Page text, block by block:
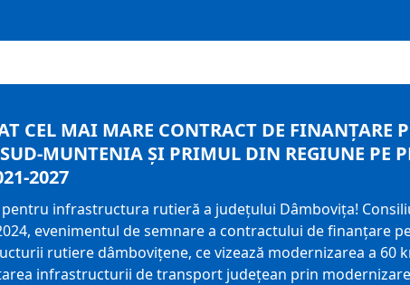
CEL MAI MARE CONTRACT DE FINANȚARE
MUNTENIA ȘI PRIMUL DIN REGIUNE PE
2027
infrastructura rutieră a județului Dâmbovița!
evenimentul de semnare a contractului de finanțare
rutiere dâmbovițene, ce vizează modernizarea a 60
infrastructurii de transport județean prin